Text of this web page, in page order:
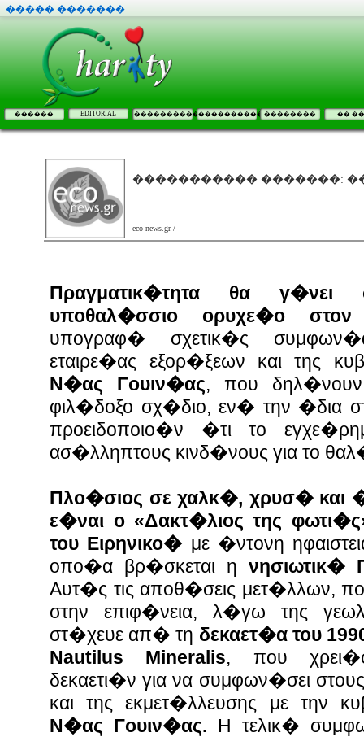
����� �������
������ EDITORIAL �������������������� �������� ��
����������� �������:
eco news.gr /
Πραγματικ�τητα θα
υποθαλ�σσιο ορυχε�ο στον
υπογραφ� σχετικ�ς
εταιρε�ας εξορ�ξεων και της
Ν�ας Γουιν�ας, που δηλ�νουν
φιλ�δοξο σχ�διο, εν� την �δια
προειδοποιο�ν �τι το
ασ�λληπτους κινδ�νους για το
Πλο�σιος σε χαλκ�, χρυσ� και
ε�ναι ο «Δακτ�λιος της
του Ειρηνικο� με �ντονη
οπο�α βρ�σκεται η
Αυτ�ς τις αποθ�σεις μετ�λλων,
στην επιφ�νεια, λ�γω της
στ�χευε απ� τη δεκαετ�α του
Nautilus Mineralis, που
δεκαετι�ν για να συμφων�σει
και της εκμετ�λλευσης με την
Ν�ας Γουιν�ας. Η τελικ�